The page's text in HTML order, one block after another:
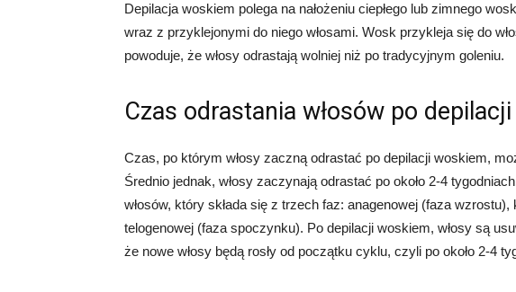
Depilacja woskiem polega na nałożeniu ciepłego lub zimnego
wraz z przyklejonymi do niego włosami. Wosk przykleja się do
powoduje, że włosy odrastają wolniej niż po tradycyjnym goleniu.
Czas odrastania włosów po
Czas, po którym włosy zaczną odrastać po depilacji woskiem,
Średnio jednak, włosy zaczynają odrastać po około 2-4
włosów, który składa się z trzech faz: anagenowej (faza
telogenowej (faza spoczynku). Po depilacji woskiem, włosy są
że nowe włosy będą rosły od początku cyklu, czyli po około 2-4